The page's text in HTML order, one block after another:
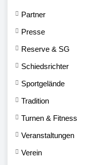
Partner
Presse
Reserve & SG
Schiedsrichter
Sportgelände
Tradition
Turnen & Fitness
Veranstaltungen
Verein